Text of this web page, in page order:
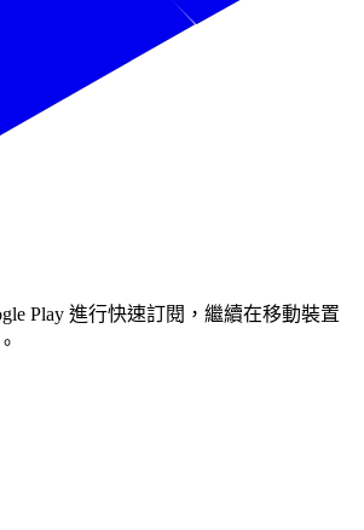
Play 進行快速訂閱，繼續在移動裝置